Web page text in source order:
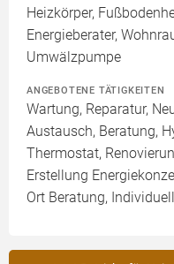
Heizkörper,
Energieberater,
Umwälzpumpe
ANGEBOTENE TÄTIGKEITEN
Wartung, Reparatur,
Austausch, Beratung,
Thermostat,
Erstellung
Ort Beratung,